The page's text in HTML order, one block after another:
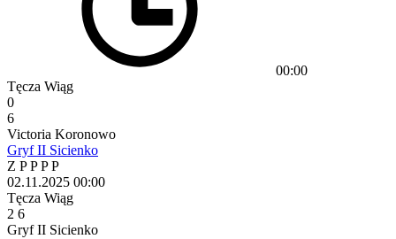
00:00
Tęcza Wiąg
0
6
Victoria Koronowo
Gryf II Sicienko
Z PPPP
02.11.2025 00:00
Tęcza Wiąg
2 6
Gryf II Sicienko